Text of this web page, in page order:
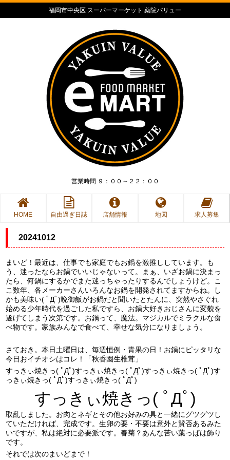
福岡市中央区 スーパーマーケット 薬院バリュー
営業時間 ９：００～２２：００
HOME 自由過ぎ日誌 店舗情報 地図 求人募集
20241012
まいど！最近は、仕事でも家庭でもお鍋を激推ししています。も
う、迷ったならお鍋でいいじゃないって。まぁ、いざお鍋に決まっ
たら、何鍋にするかでまた迷っちゃったりするんでしょうけど。こ
こ数年、各メーカーさんいろんなお鍋を開発されてますからね。し
かも美味い( ﾟДﾟ)晩御飯がお鍋だと聞いたとたんに、突然やさぐれ
始める少年時代を過ごした私ですら、お鍋大好きおじさんに変貌を
遂げてしまう次第です。お鍋って、魔法。マジカルでミラクルな食
べ物です。家族みんなで食べて、幸せな気分になりましょう。
さておき。本日土曜日は、毎週恒例・青果の日！お鍋にピッタリな
今日おイチオシはコレ！「秋香園生椎茸」
すっきぃ焼きっ( ﾟДﾟ)すっきぃ焼きっ( ﾟДﾟ)すっきぃ焼きっ( ﾟДﾟ)す
っきぃ焼きっ( ﾟДﾟ)すっきぃ焼きっ( ﾟДﾟ)
すっきぃ焼きっ( ﾟДﾟ)
取乱しました。お肉とネギとその他お好みの具と一緒にグツグツし
ていただければ、完成です。生卵の要・不要は意外と賛否あるみた
いですが、私は絶対に必要派です。春菊？あんな苦い葉っぱは飾り
です。
それでは次のまいどまで！